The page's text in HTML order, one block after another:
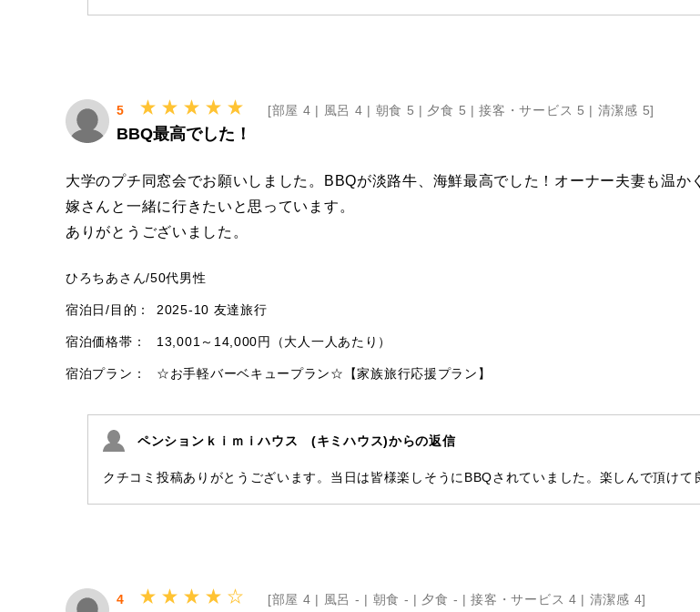
5
[部屋 4 | 風呂 4 | 朝食 5 | 夕食 5 |接客・サービス 5 | 清潔感 5]
BBQ最高でした！
大学のプチ同窓会でお願いしました。BBQが淡路牛、海鮮最高でした！オーナー夫妻も温
嫁さんと一緒に行きたいと思っています。
ありがとうございました。
ひろちあさん/50代男性
宿泊日/目的： 2025-10 友達旅行
宿泊価格帯： 13,001～14,000円（大人一人あたり）
宿泊プラン： ☆お手軽バーベキュープラン☆【家族旅行応援プラン】
ペンションｋｉｍｉハウス (キミハウス)からの返信
クチコミ投稿ありがとうございます。当日は皆様楽しそうにBBQされていました。楽しんで頂け
4
[部屋 4 | 風呂 - | 朝食 - | 夕食 - |接客・サービス 4 | 清潔感 4]